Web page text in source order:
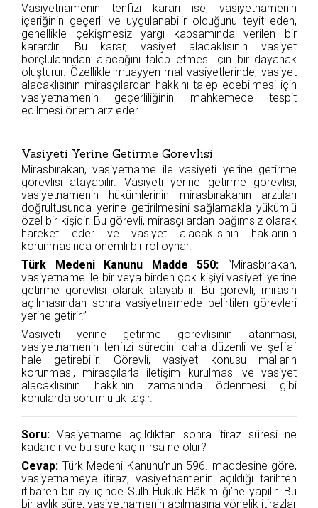
Vasiyetnamenin tenfizi kararı ise, vasiyetnamenin
içeriğinin geçerli ve uygulanabilir olduğunu teyit eden,
genellikle çekişmesiz yargı kapsamında verilen bir
karardır. Bu karar, vasiyet alacaklısının vasiyet
borçlularından alacağını talep etmesi için bir dayanak
oluşturur. Özellikle muayyen mal vasiyetlerinde, vasiyet
alacaklısının mirasçılardan hakkını talep edebilmesi için
vasiyetnamenin geçerliliğinin mahkemece tespit
edilmesi önem arz eder.
Vasiyeti Yerine Getirme Görevlisi
Mirasbırakan, vasiyetname ile vasiyeti yerine getirme
görevlisi atayabilir. Vasiyeti yerine getirme görevlisi,
vasiyetnamenin hükümlerinin mirasbırakanın arzuları
doğrultusunda yerine getirilmesini sağlamakla yükümlü
özel bir kişidir. Bu görevli, mirasçılardan bağımsız olarak
hareket eder ve vasiyet alacaklısının haklarının
korunmasında önemli bir rol oynar.
Türk Medeni Kanunu Madde 550: “Mirasbırakan,
vasiyetname ile bir veya birden çok kişiyi vasiyeti yerine
getirme görevlisi olarak atayabilir. Bu görevli, mirasın
açılmasından sonra vasiyetnamede belirtilen görevleri
yerine getirir.”
Vasiyeti yerine getirme görevlisinin atanması,
vasiyetnamenin tenfizi sürecini daha düzenli ve şeffaf
hale getirebilir. Görevli, vasiyet konusu malların
korunması, mirasçılarla iletişim kurulması ve vasiyet
alacaklısının hakkının zamanında ödenmesi gibi
konularda sorumluluk taşır.
Soru: Vasiyetname açıldıktan sonra itiraz süresi ne
kadardır ve bu süre kaçırılırsa ne olur?
Cevap: Türk Medeni Kanunu’nun 596. maddesine göre,
vasiyetnameye itiraz, vasiyetnamenin açıldığı tarihten
itibaren bir ay içinde Sulh Hukuk Hâkimliği’ne yapılır. Bu
bir aylık süre, vasiyetnamenin açılmasına yönelik itirazlar